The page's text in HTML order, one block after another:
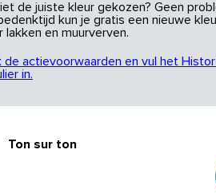
de juiste kleur gekozen? Geen
kun je gratis een nieuwe
lakken en muurverven.
de actievoorwaarden en vul het
in.
Ton sur ton